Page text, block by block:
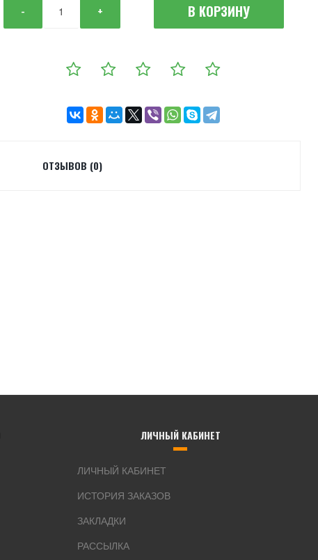
- + В КОРЗИНУ
ОТЗЫВОВ (0)
ЛИЧНЫЙ КАБИНЕТ
ЛИЧНЫЙ КАБИНЕТ
ИСТОРИЯ ЗАКАЗОВ
ЗАКЛАДКИ
РАССЫЛКА